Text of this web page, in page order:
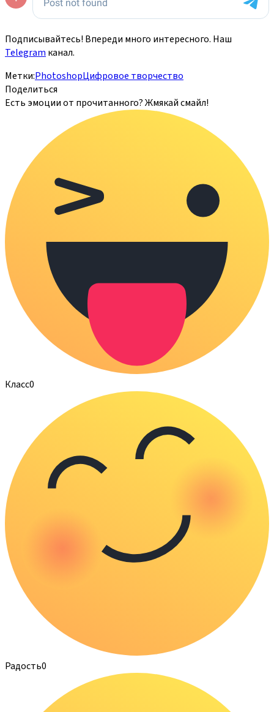
Подписывайтесь! Впереди много интересного. Наш
Telegram канал.
Метки:PhotoshopЦифровое творчество
Поделиться
Есть эмоции от прочитанного? Жмякай смайл!
Класс0
Радость0